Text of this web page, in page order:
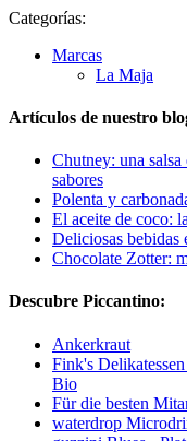
Categorías:
Marcas
La Maja
Artículos de nuestro
Chutney: una
sabores
Polenta y
El aceite de coco:
Deliciosas bebidas
Chocolate Zotter:
Descubre Piccantino:
Ankerkraut
Fink's
Bio
Für die besten
waterdrop